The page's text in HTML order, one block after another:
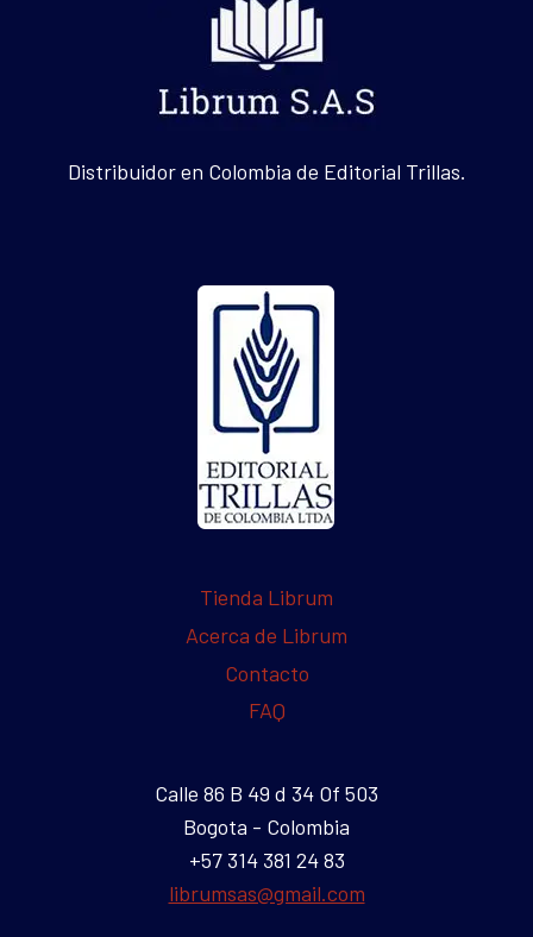
Distribuidor en Colombia de Editorial Trillas.
Tienda Librum
Acerca de Librum
Contacto
FAQ
Calle 86 B 49 d 34 Of 503
Bogota - Colombia
+57 314 381 24 83
librumsas@gmail.com